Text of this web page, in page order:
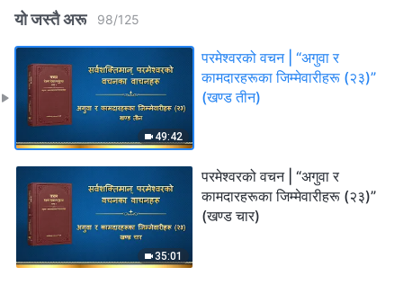
यो जस्तै अरू 98/125
49:42
परमेश्‍वरको वचन | “अगुवा र
कामदारहरूका जिम्‍मेवारीहरू (२३)”
(खण्ड तीन)
35:01
परमेश्‍वरको वचन | “अगुवा र
कामदारहरूका जिम्‍मेवारीहरू (२३)”
(खण्ड चार)